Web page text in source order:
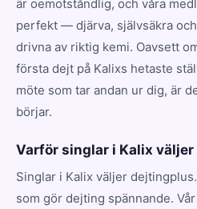
är oemotståndlig, och våra
perfekt — djärva, självsäkra
drivna av riktig kemi. Oavsett
första dejt på Kalixs hetaste
möte som tar andan ur dig, är
börjar.
Varför singlar i Kalix
Singlar i Kalix väljer
som gör dejting spännande.